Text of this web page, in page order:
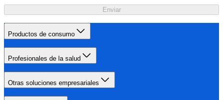
Enviar
Productos de consumo
Profesionales de la salud
Otras soluciones empresariales